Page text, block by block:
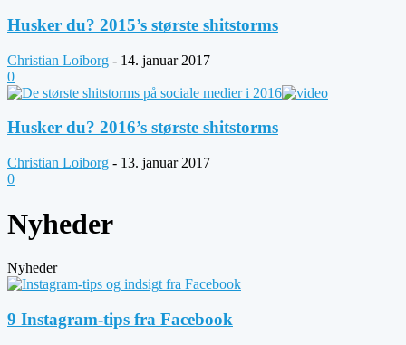
Husker du? 2015’s største shitstorms
Christian Loiborg - 14. januar 2017
0
Husker du? 2016’s største shitstorms
Christian Loiborg - 13. januar 2017
0
Nyheder
Nyheder
9 Instagram-tips fra Facebook